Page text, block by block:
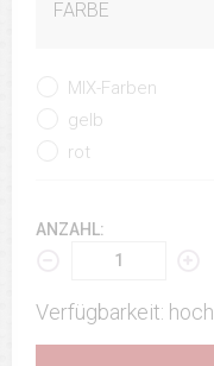
FARBE
MIX-Farben
gelb
rot
ANZAHL:
Verfügbarkeit: hoch